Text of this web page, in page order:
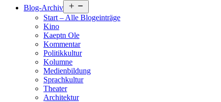
Blog-Archiv
öffnen
Start – Alle Blogeinträge
Kino
Kaeptn Ole
Kommentar
Politikkultur
Kolumne
Medienbildung
Sprachkultur
Theater
Architektur